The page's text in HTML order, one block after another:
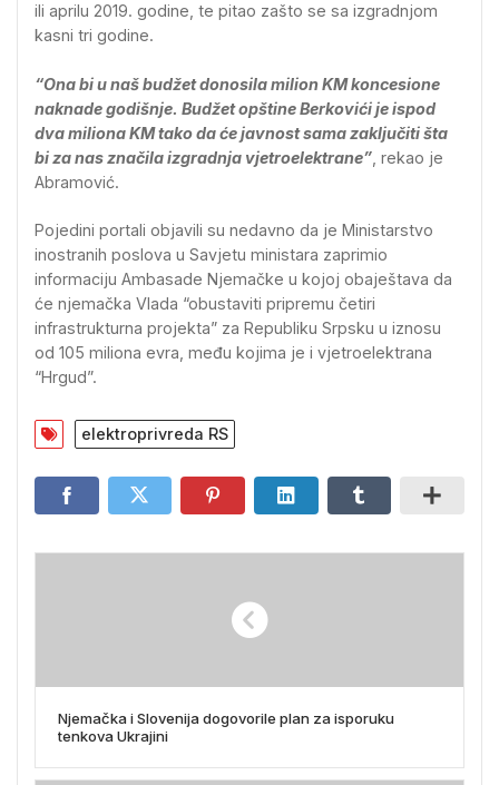
ili aprilu 2019. godine, te pitao zašto se sa izgradnjom
kasni tri godine.
“Ona bi u naš budžet donosila milion KM koncesione
naknade godišnje. Budžet opštine Berkovići je ispod
dva miliona KM tako da će javnost sama zaključiti šta
bi za nas značila izgradnja vjetroelektrane” , rekao je
Abramović.
Pojedini portali objavili su nedavno da je Ministarstvo
inostranih poslova u Savjetu ministara zaprimio
informaciju Ambasade Njemačke u kojoj obaještava da
će njemačka Vlada “obustaviti pripremu četiri
infrastrukturna projekta” za Republiku Srpsku u iznosu
od 105 miliona evra, među kojima je i vjetroelektrana
“Hrgud”.
elektroprivreda RS
Njemačka i Slovenija dogovorile plan za isporuku
tenkova Ukrajini